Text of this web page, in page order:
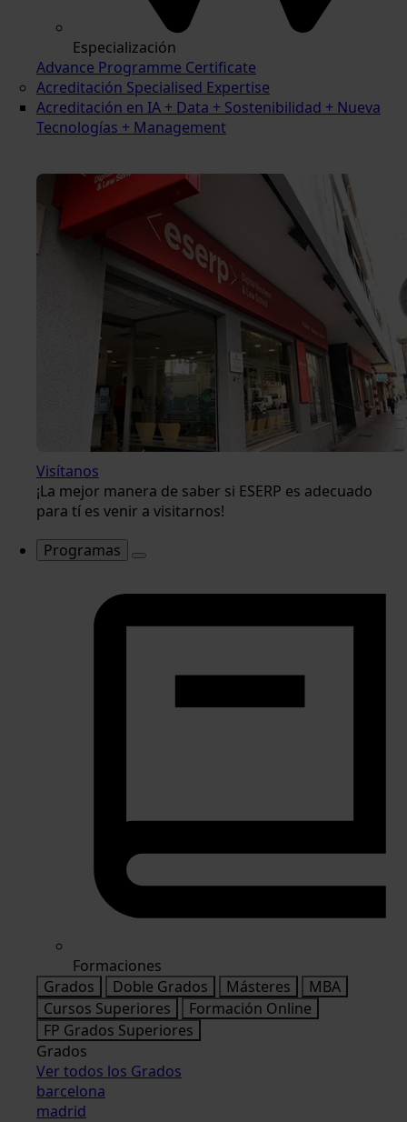
Especialización
Advance Programme Certificate
Acreditación Specialised Expertise
Acreditación en IA + Data + Sostenibilidad + Nueva
Tecnologías + Management
Visítanos
¡La mejor manera de saber si ESERP es adecuado
para tí es venir a visitarnos!
Programas
Formaciones
Grados
Doble Grados Másteres
MBA
Cursos Superiores
Formación Online
FP Grados Superiores
Grados
Ver todos los Grados
barcelona
madrid